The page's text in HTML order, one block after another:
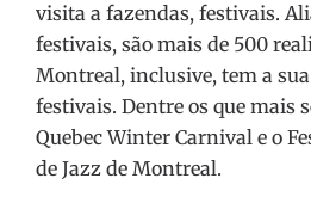
visita a fazendas, festivais.
festivais, são mais de 500
Montreal, inclusive, tem a
festivais. Dentre os que mais
Quebec Winter Carnival e o
de Jazz de Montreal.